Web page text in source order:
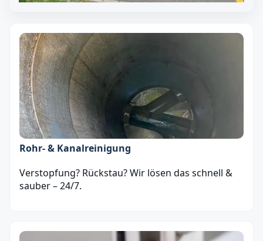
Rohr- & Kanalreinigung
Verstopfung? Rückstau? Wir lösen das schnell &
sauber – 24/7.